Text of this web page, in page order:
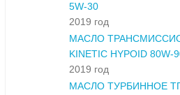
5W-30
2019 год
МАСЛО
KINETIC HYPOID 80W-
2019 год
МАСЛО ТУРБИННОЕ